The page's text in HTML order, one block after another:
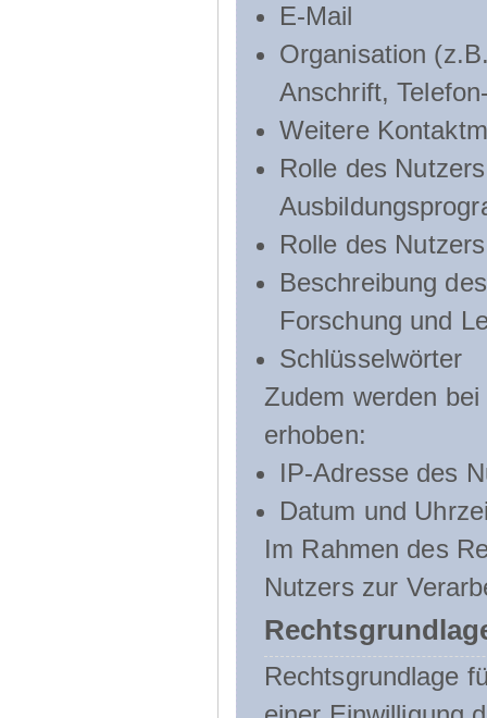
E-Mail
Organisation
Anschrift,
Weitere
Rolle des
Rolle des
Beschreibung
Forschung und
Schlüsselwörter
Zudem werden
erhoben:
IP-Adresse des
Datum und
Im Rahmen des
Nutzers zur
Rechtsgrundlage